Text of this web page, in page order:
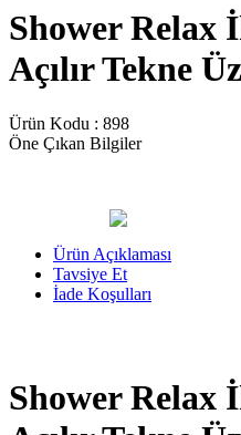
Shower Relax
Açılır Tekne
Ürün Kodu : 898
Öne Çıkan Bilgiler
Ürün Açıklaması
Tavsiye Et
İade Koşulları
Shower Relax